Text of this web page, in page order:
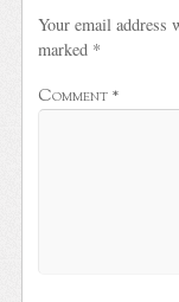
Your email address
marked *
Comment *